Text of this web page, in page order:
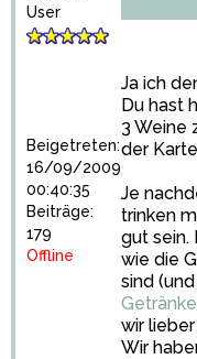
User
Beigetreten:
16/09/2009
00:40:35
Beiträge:
179
Offline
Ja ich
Du hast
3 Weine
der
Je
trinken
gut sein.
wie die
sind
wir
Wir